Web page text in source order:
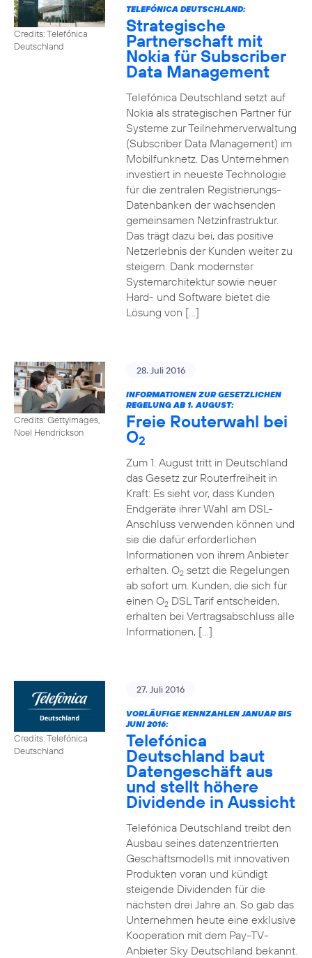
Credits: Telefónica
Deutschland
TELEFÓNICA DEUTSCHLAND:
Strategische
Partnerschaft mit
Nokia für Subscriber
Data Management
Telefónica Deutschland setzt auf
Nokia als strategischen Partner für
Systeme zur Teilnehmerverwaltung
(Subscriber Data Management) im
Mobilfunknetz. Das Unternehmen
investiert in neueste Technologie
für die zentralen Registrierungs-
Datenbanken der wachsenden
gemeinsamen Netzinfrastruktur.
Das trägt dazu bei, das positive
Netzerlebnis der Kunden weiter zu
steigern. Dank modernster
Systemarchitektur sowie neuer
Hard- und Software bietet die
Lösung von […]
Credits: Gettyimages,
Noel Hendrickson
28. Juli 2016
INFORMATIONEN ZUR GESETZLICHEN
REGELUNG AB 1. AUGUST:
Freie Routerwahl bei
O2
Zum 1. August tritt in Deutschland
das Gesetz zur Routerfreiheit in
Kraft: Es sieht vor, dass Kunden
Endgeräte ihrer Wahl am DSL-
Anschluss verwenden können und
sie die dafür erforderlichen
Informationen von ihrem Anbieter
erhalten. O2setzt die Regelungen
ab sofort um. Kunden, die sich für
einen O2DSL Tarif entscheiden,
erhalten bei Vertragsabschluss alle
Informationen, […]
Credits: Telefónica
Deutschland
27. Juli 2016
VORLÄUFIGE KENNZAHLEN JANUAR BIS
JUNI 2016:
Telefónica
Deutschland baut
Datengeschäft aus
und stellt höhere
Dividende in Aussicht
Telefónica Deutschland treibt den
Ausbau seines datenzentrierten
Geschäftsmodells mit innovativen
Produkten voran und kündigt
steigende Dividenden für die
nächsten drei Jahre an. So gab das
Unternehmen heute eine exklusive
Kooperation mit dem Pay-TV-
Anbieter Sky Deutschland bekannt.